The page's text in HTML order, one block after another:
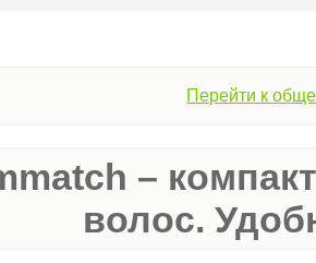
Перейти к
–
волос.